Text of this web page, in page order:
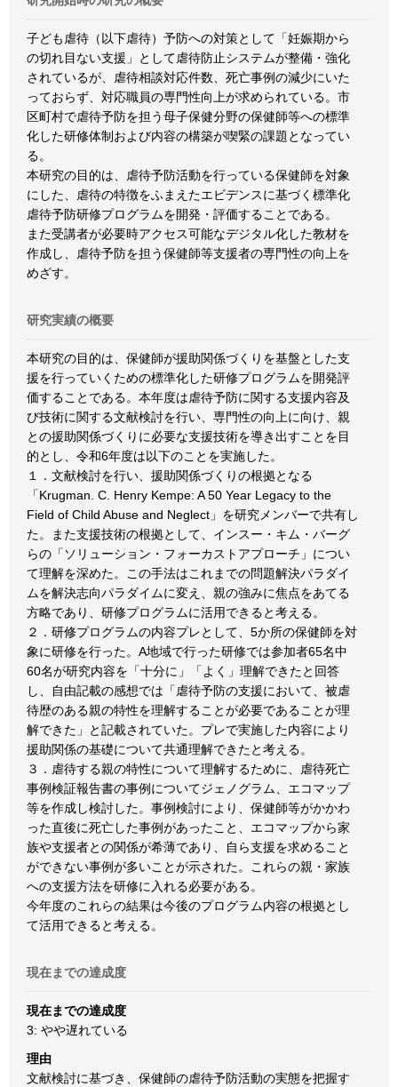
子ども虐待（以下虐待）予防への対策として「妊娠期から
の切れ目ない支援」として虐待防止システムが整備・強化
されているが、虐待相談対応件数、死亡事例の減少にいた
っておらず、対応職員の専門性向上が求められている。市
区町村で虐待予防を担う母子保健分野の保健師等への標準
化した研修体制および内容の構築が喫緊の課題となってい
る。
本研究の目的は、虐待予防活動を行っている保健師を対象
にした、虐待の特徴をふまえたエビデンスに基づく標準化
虐待予防研修プログラムを開発・評価することである。
また受講者が必要時アクセス可能なデジタル化した教材を
作成し、虐待予防を担う保健師等支援者の専門性の向上を
めざす。
研究実績の概要
本研究の目的は、保健師が援助関係づくりを基盤とした支
援を行っていくための標準化した研修プログラムを開発評
価することである。本年度は虐待予防に関する支援内容及
び技術に関する文献検討を行い、専門性の向上に向け、親
との援助関係づくりに必要な支援技術を導き出すことを目
的とし、令和6年度は以下のことを実施した。
１．文献検討を行い、援助関係づくりの根拠となる
「Krugman. C. Henry Kempe: A 50 Year Legacy to the
Field of Child Abuse and Neglect」を研究メンバーで共有し
た。また支援技術の根拠として、インスー・キム・バーグ
らの「ソリューション・フォーカストアプローチ」につい
て理解を深めた。この手法はこれまでの問題解決パラダイ
ムを解決志向パラダイムに変え、親の強みに焦点をあてる
方略であり、研修プログラムに活用できると考える。
２．研修プログラムの内容プレとして、5か所の保健師を対
象に研修を行った。A地域で行った研修では参加者65名中
60名が研究内容を「十分に」「よく」理解できたと回答
し、自由記載の感想では「虐待予防の支援において、被虐
待歴のある親の特性を理解することが必要であることが理
解できた」と記載されていた。プレで実施した内容により
援助関係の基礎について共通理解できたと考える。
３．虐待する親の特性について理解するために、虐待死亡
事例検証報告書の事例についてジェノグラム、エコマップ
等を作成し検討した。事例検討により、保健師等がかかわ
った直後に死亡した事例があったこと、エコマップから家
族や支援者との関係が希薄であり、自ら支援を求めること
ができない事例が多いことが示された。これらの親・家族
への支援方法を研修に入れる必要がある。
今年度のこれらの結果は今後のプログラム内容の根拠とし
て活用できると考える。
現在までの達成度
現在までの達成度
3: やや遅れている
理由
文献検討に基づき、保健師の虐待予防活動の実態を把握す